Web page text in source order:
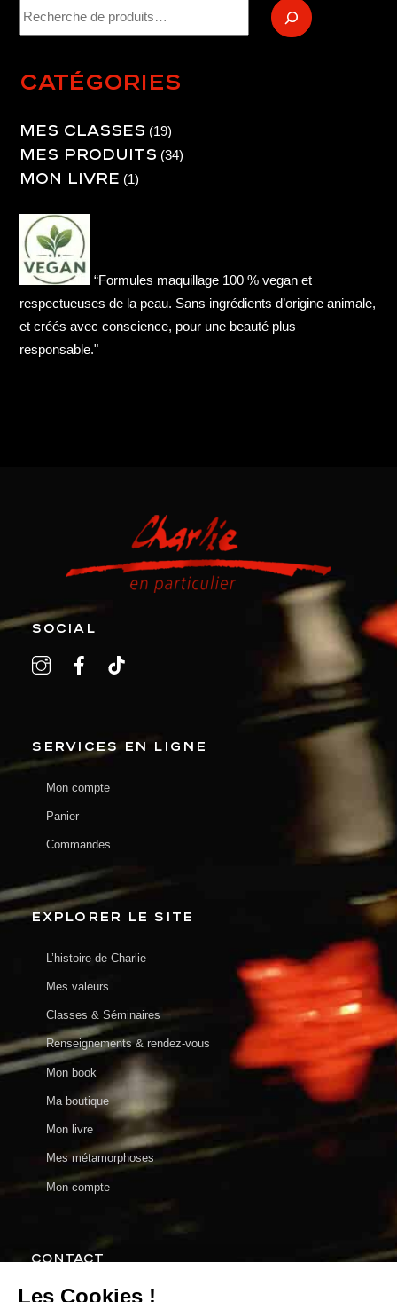
Catégories
Mes Classes 1919
produits
Mes produits 3434
Mon livre 11
“Formules maquillage 100 % vegan et
respectueuses de la peau. Sans ingrédients d’origine animale,
et créés avec conscience, pour une beauté plus
responsable."
CONTACT
charlie@charlieenparticulier.com
EXPLORER LE SITE
L’histoire de Charlie
Mes valeurs
Classes & Séminaires
Renseignements & rendez-vous
Mon book
Ma boutique
Mon livre
Mes métamorphoses
Mon compte
SERVICES EN LIGNE
Mon compte
Panier
Commandes
SOCIAL